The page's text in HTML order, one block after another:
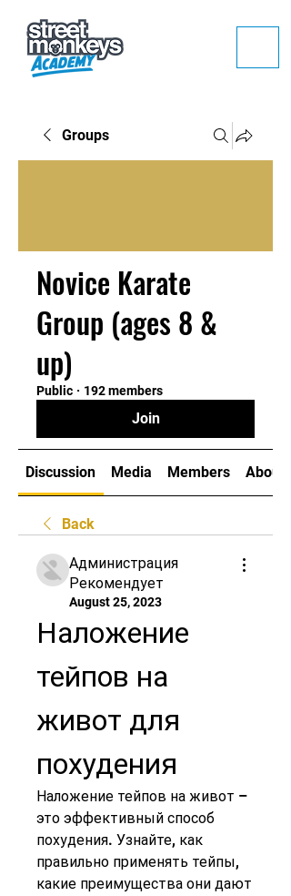
Groups
Novice Karate
Group (ages 8 &
up)
Public · 192 members
Join
Discussion Media Members About
Back
Администрация
Рекомендует
August 25, 2023
Наложение
тейпов на
живот для
похудения
Наложение тейпов на живот –
это эффективный способ
похудения. Узнайте, как
правильно применять тейпы,
какие преимущества они дают